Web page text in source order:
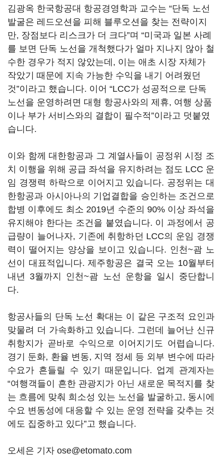
김광옥 한국항공대 항공경영학과 교수는 “단독 노선
발굴은 레드오션을 피해 블루오션을 찾는 전략이지
만, 장점보다 리스크가 더 크다”며 “미국과 일본 사례
를 보면 단독 노선을 개척했다가 얼마 지나지 않아 철
수한 경우가 적지 않았는데, 이는 애초 시장 자체가
작았기 때문에 지속 가능한 수익을 내기 어려웠던
것”이라고 했습니다. 이어 “LCC가 성공적으로 단독
노선을 운영하려면 대형 항공사와의 제휴, 여행 상품
이나 부가 서비스와의 결합이 필수적”이라고 덧붙였
습니다.
이와 함께 대한항공과 그 계열사들이 공정위 시정 조
치 이행을 위해 공급 좌석을 유지하려는 점도 LCC 운
임 경쟁력 하락으로 이어지고 있습니다. 공정위는 대
한항공과 아시아나의 기업결합을 승인하는 조건으로
합병 이후에도 최소 2019년 수준의 90% 이상 좌석을
유지해야 한다는 조건을 붙였습니다. 이 과정에서 공
급량이 늘어나자, 기존에 취항하던 LCC의 운임 경쟁
력이 떨어지는 양상을 보이고 있습니다. 인천~괌 노
선이 대표적입니다. 제주항공은 결국 오는 10월부터
내년 3월까지 인천~괌 노선 운항을 일시 중단합니
다.
항공사들의 단독 노선 확대는 이 같은 구조적 요인과
맞물려 더 가속화하고 있습니다. 그런데 늘어난 신규
취항지가 곧바로 수익으로 이어지기도 어렵습니다.
경기 둔화, 환율 변동, 지역 정세 등 외부 변수에 따라
수요가 흔들릴 수 있기 때문입니다. 업계 관계자는
“여행객들이 흔한 관광지가 아닌 새로운 목적지를 찾
는 흐름에 맞춰 희소성 있는 노선을 발굴하고, 동시에
수요 변동성에 대응할 수 있는 운영 전략을 갖추는 것
에도 집중하고 있다”고 했습니다.
오세은 기자 ose@etomato.com